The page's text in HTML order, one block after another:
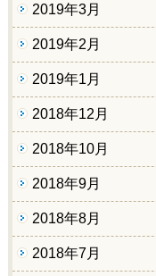
2019年3月
2019年2月
2019年1月
2018年12月
2018年10月
2018年9月
2018年8月
2018年7月